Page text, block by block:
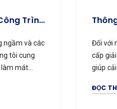
Xưởng
tôi cung
hiệu quả
và loại bỏ khí
Phù
trong
sản
đảm
ĐỌC